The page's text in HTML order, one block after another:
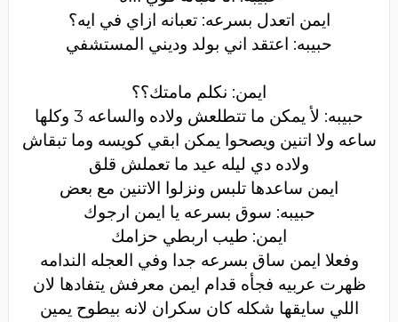
ايمن اتعدل بسرعه: تعبانه ازاي في ايه؟
حبيبه: اعتقد اني بولد وديني المستشفي
ايمن: نكلم مامتك؟؟
حبيبه: لأ يمكن ما تتطلعش ولاده والساعه 3 وكلها
ساعه ولا اتنين ويصحوا يمكن ابقي كويسه وما تبقاش
ولاده دي ليله عيد ما تعملش قلق
ايمن ساعدها تلبس ونزلوا الاتنين مع بعض
حبيبه: سوق بسرعه يا ايمن ارجوك
ايمن: طيب اربطي حزامك
وفعلا ايمن ساق بسرعه جدا وفي العجله الندامه
ظهرت عربيه فجأه قدام ايمن معرفش يتفادها لان
اللي سايقها شكله كان سكران لانه بيطوح يمين